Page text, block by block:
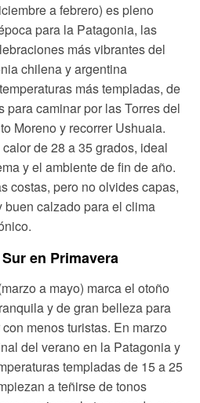
a febrero) es pleno
para la Patagonia, las
más vibrantes del
chilena y argentina
más templadas, de
para caminar por las Torres del
Moreno y recorrer Ushuaia.
de 28 a 35 grados, ideal
y el ambiente de fin de año.
costas, pero no olvides capas,
calzado para el clima
en Primavera
a mayo) marca el otoño
y de gran belleza para
menos turistas. En marzo
del verano en la Patagonia y
templadas de 15 a 25
a teñirse de tonos